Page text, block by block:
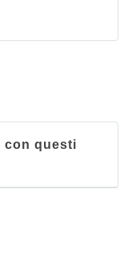
con questi